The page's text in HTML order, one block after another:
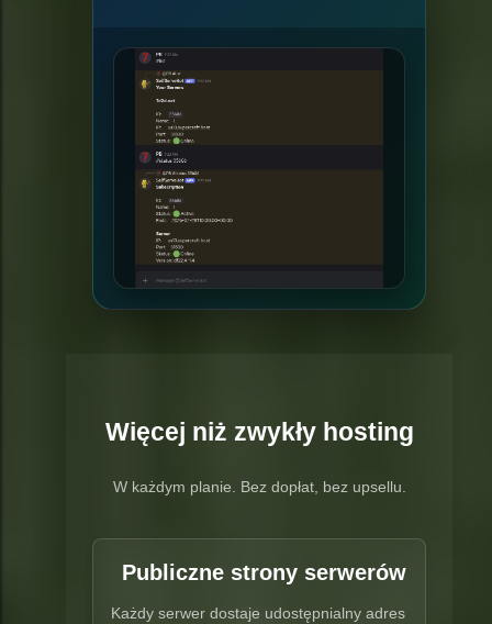
Więcej niż zwykły hosting
W każdym planie. Bez dopłat, bez upsellu.
Publiczne strony serwerów
Każdy serwer dostaje udostępnialny adres